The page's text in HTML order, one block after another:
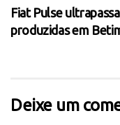
Fiat Pulse
produzidas em
Deixe um